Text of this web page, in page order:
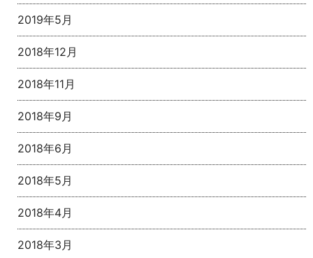
2019年5月
2018年12月
2018年11月
2018年9月
2018年6月
2018年5月
2018年4月
2018年3月